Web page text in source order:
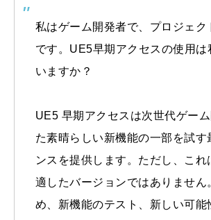
私はゲーム開発者で、プロジェク
です。UE5早期アクセスの使用は
いますか？
UE5 早期アクセスは次世代ゲー
た素晴らしい新機能の一部を試す
ンスを提供します。ただし、これ
適したバージョンではありません
め、新機能のテスト、新しい可能